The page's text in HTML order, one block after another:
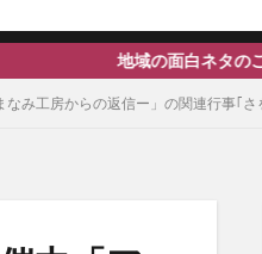
面白ネタのご提供、取材等の依頼
み工房からの返信ー」の関連行事｢さ